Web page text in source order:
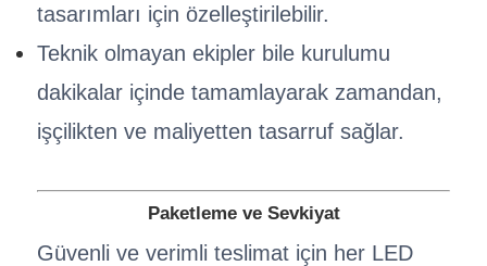
tasarımları için özelleştirilebilir.
Teknik olmayan ekipler bile kurulumu
dakikalar içinde tamamlayarak zamandan,
işçilikten ve maliyetten tasarruf sağlar.
Paketleme ve Sevkiyat
Güvenli ve verimli teslimat için her LED